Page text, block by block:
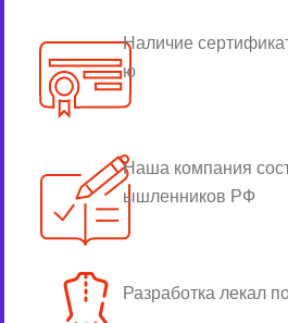
Наличие
ю
Наша компания
ышленников РФ
Разработка лекал